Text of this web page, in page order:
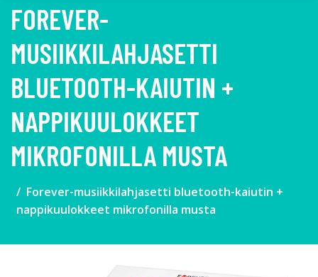
FOREVER-
MUSIIKKILAHJASETTI
BLUETOOTH-KAIUTIN +
NAPPIKUULOKKEET
MIKROFONILLA MUSTA
Forever-musiikkilahjasetti bluetooth-kaiutin +
nappikuulokkeet mikrofonilla musta